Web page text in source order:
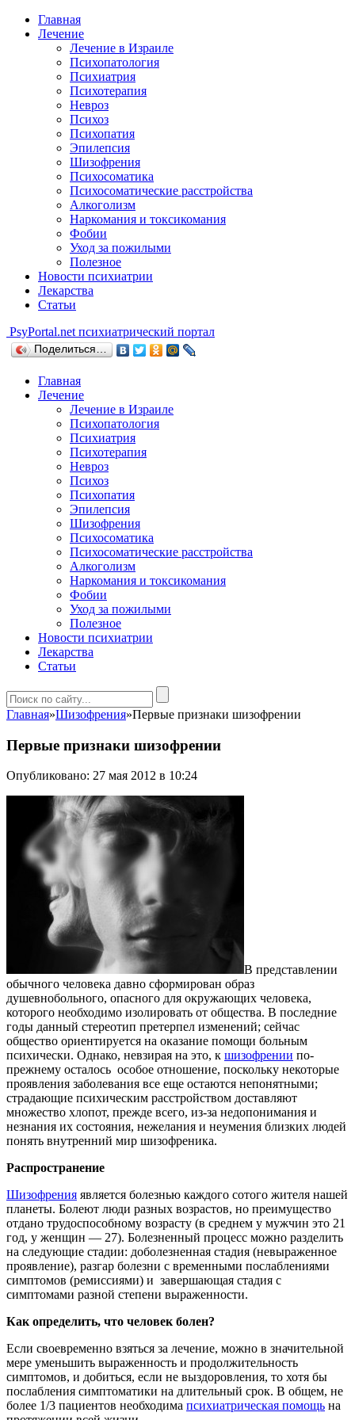
Главная
Лечение
Лечение в Израиле
Психопатология
Психиатрия
Психотерапия
Невроз
Психоз
Психопатия
Эпилепсия
Шизофрения
Психосоматика
Психосоматические расстройства
Алкоголизм
Наркомания и токсикомания
Фобии
Уход за пожилыми
Полезное
Новости психиатрии
Лекарства
Статьи
PsyPortal.net психиатрический портал
Поделиться…
Главная
Лечение
Лечение в Израиле
Психопатология
Психиатрия
Психотерапия
Невроз
Психоз
Психопатия
Эпилепсия
Шизофрения
Психосоматика
Психосоматические расстройства
Алкоголизм
Наркомания и токсикомания
Фобии
Уход за пожилыми
Полезное
Новости психиатрии
Лекарства
Статьи
Главная»Шизофрения»Первые признаки шизофрении
Первые признаки шизофрении
Опубликовано: 27 мая 2012 в 10:24
В представлении
обычного человека давно сформирован образ
душевнобольного, опасного для окружающих человека,
которого необходимо изолировать от общества. В последние
годы данный стереотип претерпел изменений; сейчас
общество ориентируется на оказание помощи больным
психически. Однако, невзирая на это, к шизофрении по-
прежнему осталось особое отношение, поскольку некоторые
проявления заболевания все еще остаются непонятными;
страдающие психическим расстройством доставляют
множество хлопот, прежде всего, из-за недопонимания и
незнания их состояния, нежелания и неумения близких людей
понять внутренний мир шизофреника.
Распространение
Шизофрения является болезнью каждого сотого жителя нашей
планеты. Болеют люди разных возрастов, но преимущество
отдано трудоспособному возрасту (в среднем у мужчин это 21
год, у женщин — 27). Болезненный процесс можно разделить
на следующие стадии: доболезненная стадия (невыраженное
проявление), разгар болезни с временными послаблениями
симптомов (ремиссиями) и завершающая стадия с
симптомами разной степени выраженности.
Как определить, что человек болен?
Если своевременно взяться за лечение, можно в значительной
мере уменьшить выраженность и продолжительность
симптомов, и добиться, если не выздоровления, то хотя бы
послабления симптоматики на длительный срок. В общем, не
более 1/3 пациентов необходима психиатрическая помощь на